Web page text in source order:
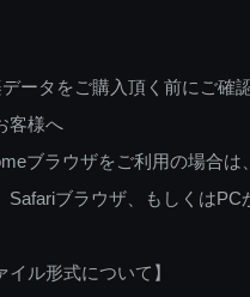
ータをご購入頂く前にご確
客様へ
ブラウザをご利用の場合
ブラウザ、もしくは
イル形式について】